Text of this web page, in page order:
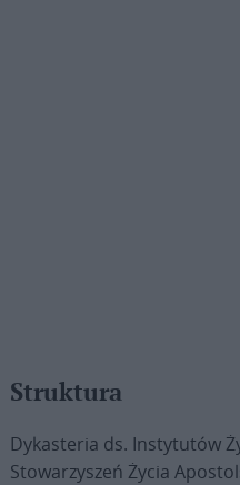
Struktura
Dykasteria ds. Instytutów
Stowarzyszeń Życia